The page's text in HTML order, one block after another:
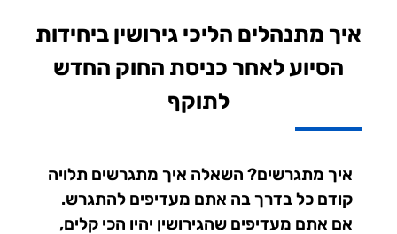
איך מתנהלים הליכי גירושין ביחידות
הסיוע לאחר כניסת החוק החדש
לתוקף
איך מתגרשים? השאלה איך מתגרשים תלויה
קודם כל בדרך בה אתם מעדיפים להתגרש.
אם אתם מעדיפים שהגירושין יהיו הכי קלים,